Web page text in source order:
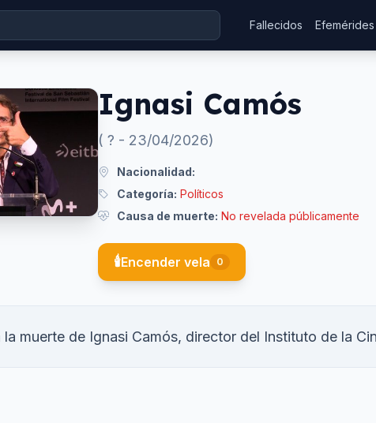
Fallecidos Efemérides
Ignasi Camós
( ? - 23/04/2026)
Nacionalidad:
Categoría: Políticos
Causa de muerte: No revelada públicamente
🕯️Encender vela 0
la muerte de Ignasi Camós, director del Instituto de la